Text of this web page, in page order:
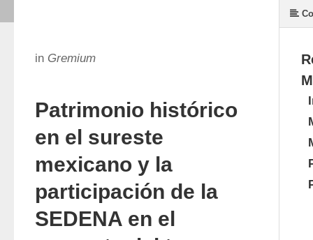
in Gremium
Patrimonio histórico
en el sureste
mexicano y la
participación de la
SEDENA en el